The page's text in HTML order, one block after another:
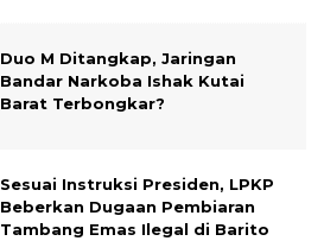
Duo M Ditangkap, Jaringan
Bandar Narkoba Ishak Kutai
Barat Terbongkar?
Sesuai Instruksi Presiden, LPKP
Beberkan Dugaan Pembiaran
Tambang Emas Ilegal di Barito